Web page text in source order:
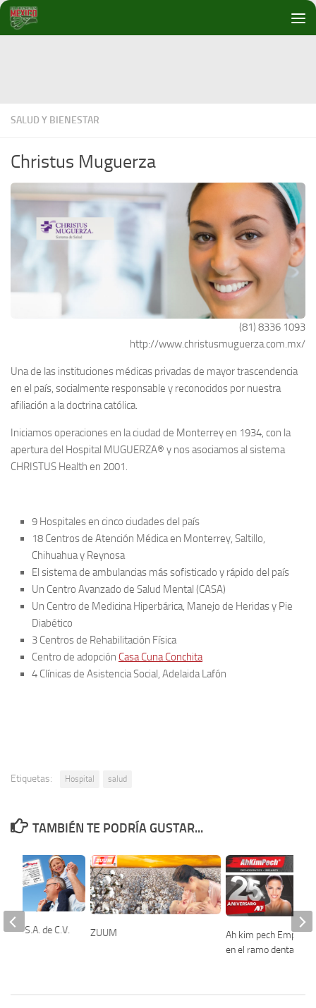
Debajo del contenido
SALUD Y BIENESTAR
Christus Muguerza
(81) 8336 1093
http://www.christusmuguerza.com.mx/
Una de las instituciones médicas privadas de mayor trascendencia
en el país, socialmente responsable y reconocidos por nuestra
afiliación a la doctrina católica.
Iniciamos operaciones en la ciudad de Monterrey en 1934, con la
apertura del Hospital MUGUERZA® y nos asociamos al sistema
CHRISTUS Health en 2001.
9 Hospitales en cinco ciudades del país
18 Centros de Atención Médica en Monterrey, Saltillo,
Chihuahua y Reynosa
El sistema de ambulancias más sofisticado y rápido del país
Un Centro Avanzado de Salud Mental (CASA)
Un Centro de Medicina Hiperbárica, Manejo de Heridas y Pie
Diabético
3 Centros de Rehabilitación Física
Centro de adopción Casa Cuna Conchita
4 Clínicas de Asistencia Social, Adelaida Lafón
Etiquetas: Hospital salud
TAMBIÉN TE PODRÍA GUSTAR...
ZUUM
Ah kim pech
en el ramo dental.
S.A. de C.V.